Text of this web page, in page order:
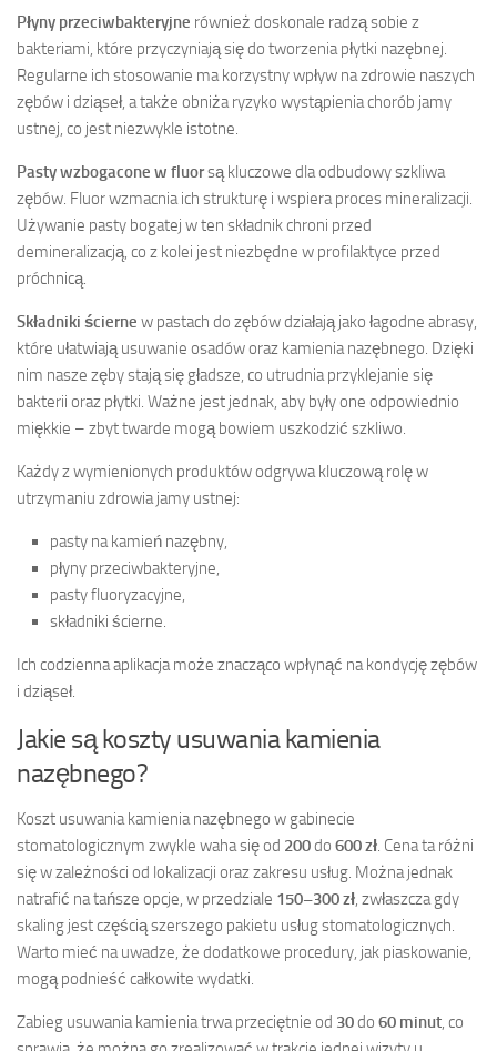
Płyny przeciwbakteryjne również doskonale radzą sobie z
bakteriami, które przyczyniają się do tworzenia płytki nazębnej.
Regularne ich stosowanie ma korzystny wpływ na zdrowie naszych
zębów i dziąseł, a także obniża ryzyko wystąpienia chorób jamy
ustnej, co jest niezwykle istotne.
Pasty wzbogacone w fluorsą kluczowe dla odbudowy szkliwa
zębów. Fluor wzmacnia ich strukturę i wspiera proces mineralizacji.
Używanie pasty bogatej w ten składnik chroni przed
demineralizacją, co z kolei jest niezbędne w profilaktyce przed
próchnicą.
Składniki ścierne w pastach do zębów działają jako łagodne abrasy,
które ułatwiają usuwanie osadów oraz kamienia nazębnego. Dzięki
nim nasze zęby stają się gładsze, co utrudnia przyklejanie się
bakterii oraz płytki. Ważne jest jednak, aby były one odpowiednio
miękkie – zbyt twarde mogą bowiem uszkodzić szkliwo.
Każdy z wymienionych produktów odgrywa kluczową rolę w
utrzymaniu zdrowia jamy ustnej:
pasty na kamień nazębny,
płyny przeciwbakteryjne,
pasty fluoryzacyjne,
składniki ścierne.
Ich codzienna aplikacja może znacząco wpłynąć na kondycję zębów
i dziąseł.
Jakie są koszty usuwania kamienia
nazębnego?
Koszt usuwania kamienia nazębnego w gabinecie
stomatologicznym zwykle waha się od 200do 600 zł. Cena ta różni
się w zależności od lokalizacji oraz zakresu usług. Można jednak
natrafić na tańsze opcje, w przedziale 150–300 zł, zwłaszcza gdy
skaling jest częścią szerszego pakietu usług stomatologicznych.
Warto mieć na uwadze, że dodatkowe procedury, jak piaskowanie,
mogą podnieść całkowite wydatki.
Zabieg usuwania kamienia trwa przeciętnie od 30do 60 minut, co